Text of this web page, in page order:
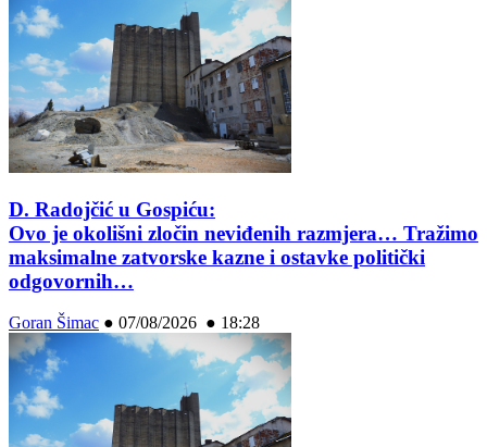
D. Radojčić u Gospiću:
Ovo je okolišni zločin neviđenih razmjera… Tražimo
maksimalne zatvorske kazne i ostavke politički
odgovornih…
Goran Šimac ● 07/08/2026 ● 18:28